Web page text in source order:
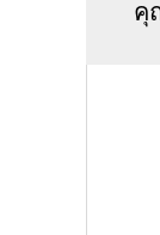
คุ